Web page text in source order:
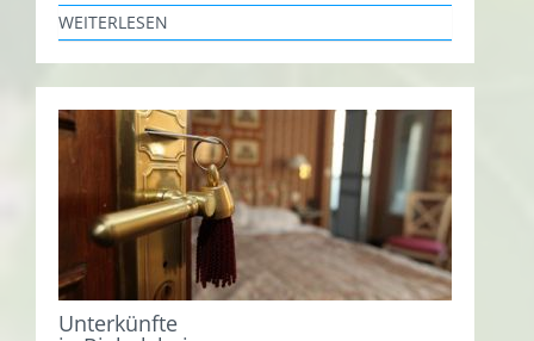
WEITERLESEN
Unterkünfte